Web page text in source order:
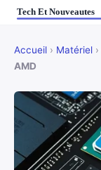
Accueil › Matériel ›
AMD